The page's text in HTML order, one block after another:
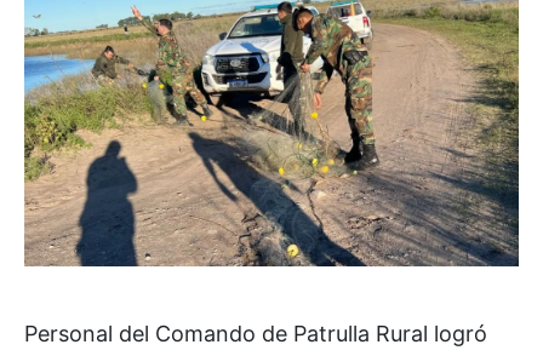
Personal del Comando de Patrulla Rural logró